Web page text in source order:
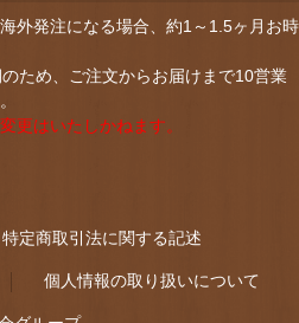
外発注になる場合、約1～1.5ヶ月お時
ため、ご注文からお届けまで10営業
更はいたしかねます。
特定商取引法に関する記述
個人情報の取り扱いについて